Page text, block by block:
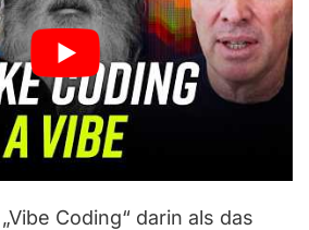
Coding“ darin als das